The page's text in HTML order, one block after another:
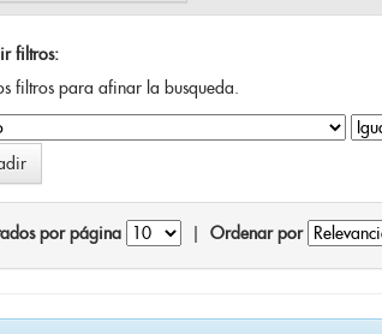
filtros:
filtros para afinar la busqueda.
por página Ordenar por